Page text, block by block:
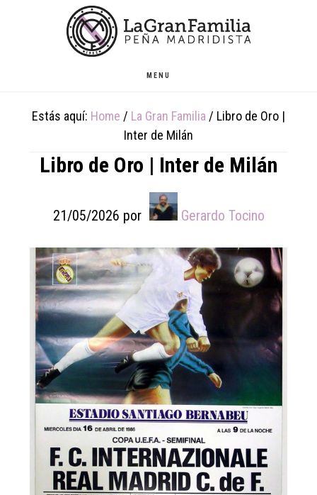
MENU
Estás aquí: Home / La Gran Familia / Libro de Oro |
Inter de Milán
Libro de Oro | Inter de Milán
21/05/2026 por Gerardo Tocino